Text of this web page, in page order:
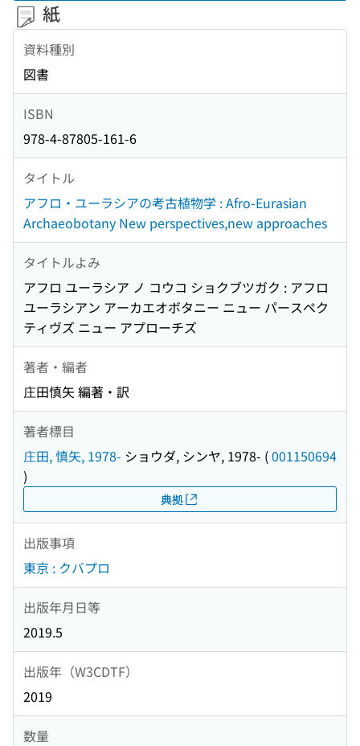
紙
資料種別
図書
ISBN
978-4-87805-161-6
タイトル
アフロ・ユーラシアの考古植物学 : Afro-Eurasian
Archaeobotany New perspectives,new approaches
タイトルよみ
アフロ ユーラシア ノ コウコ ショクブツガク : アフロ
ユーラシアン アーカエオボタニー ニュー パースペク
ティヴズ ニュー アプローチズ
著者・編者
庄田慎矢 編著・訳
著者標目
庄田, 慎矢, 1978- ショウダ, シンヤ, 1978- (001150694
)
典拠
出版事項
東京 : クバプロ
出版年月日等
2019.5
出版年（W3CDTF）
2019
数量